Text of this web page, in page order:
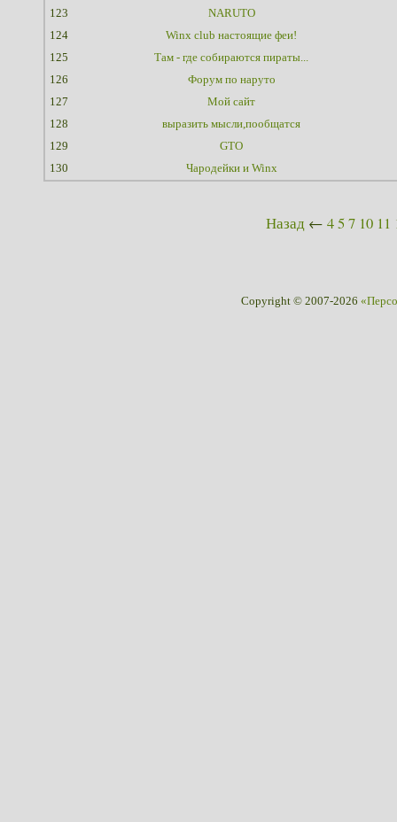
123
NARUTO
124
Winx club настоящие феи!
125
Там - где собираются пираты...
126
Форум по наруто
127
Мой сайт
128
выразить мысли,пообщатся
129
GTO
130
Чародейки и Winx
Назад ← 457 10 11
Copyright © 2007-2026